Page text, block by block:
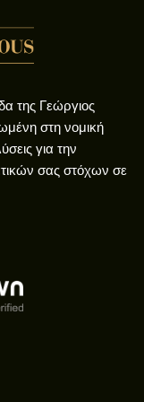
της Γεώργιος
στη νομική
για την
σας στόχων σε